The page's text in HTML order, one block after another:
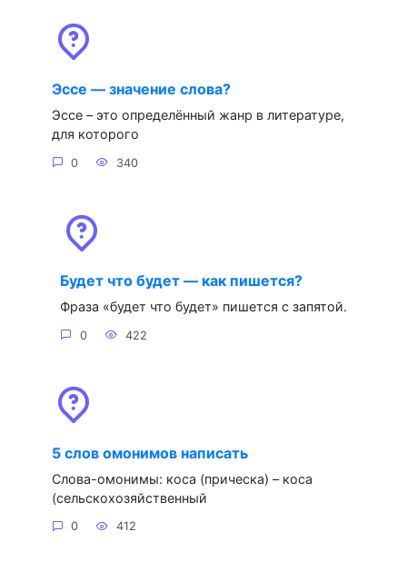
Эссе — значение слова?
Эссе – это определённый жанр в литературе,
для которого
0 340
Будет что будет — как пишется?
Фраза «будет что будет» пишется с запятой.
0 422
5 слов омонимов написать
Слова-омонимы: коса (прическа) – коса
(сельскохозяйственный
0 412